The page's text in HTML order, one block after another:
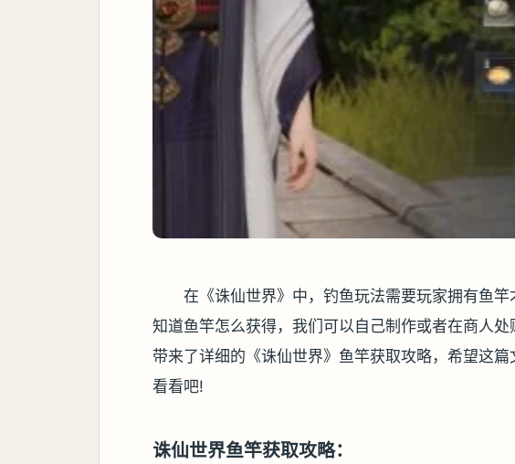
在《诛仙世界》中，钓鱼玩法需要玩家拥有鱼
知道鱼竿怎么获得，我们可以自己制作或者在商人
带来了详细的《诛仙世界》鱼竿获取攻略，希望这
看看吧!
诛仙世界鱼竿获取攻略：